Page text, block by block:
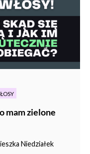
mam zielone
Niedziałek